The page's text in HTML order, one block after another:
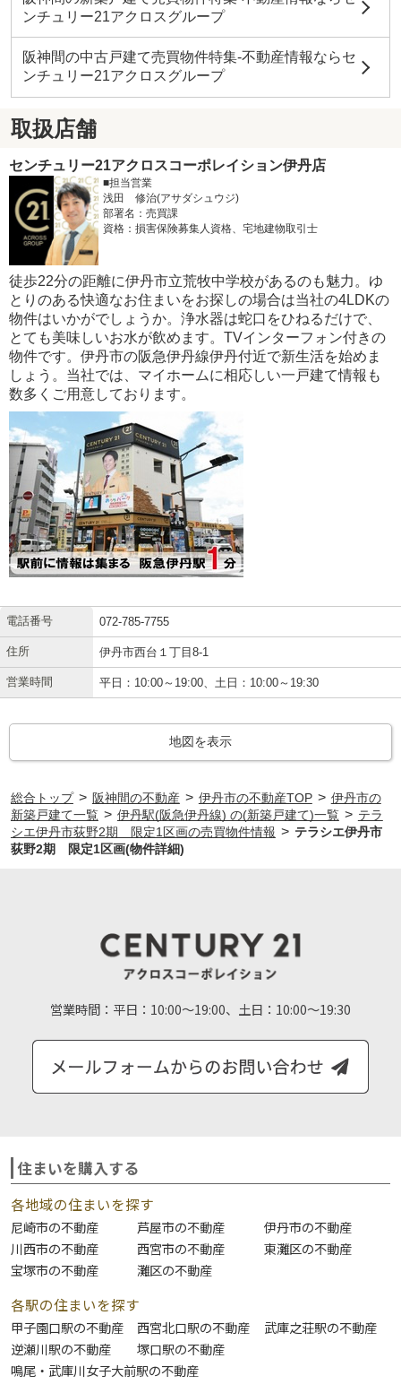
ンチュリー21アクロスグループ
阪神間の中古戸建て売買物件特集-不動産情報ならセ
ンチュリー21アクロスグループ
取扱店舗
センチュリー21アクロスコーポレイション伊丹店
■担当営業
浅田 修治(アサダシュウジ)
部署名：売買課
資格：損害保険募集人資格、宅地建物取引士
徒歩22分の距離に伊丹市立荒牧中学校があるのも魅力。ゆ
とりのある快適なお住まいをお探しの場合は当社の4LDKの
物件はいかがでしょうか。浄水器は蛇口をひねるだけで、
とても美味しいお水が飲めます。TVインターフォン付きの
物件です。伊丹市の阪急伊丹線伊丹付近で新生活を始めま
しょう。当社では、マイホームに相応しい一戸建て情報も
数多くご用意しております。
電話番号 072-785-7755
住所 伊丹市西台１丁目8-1
営業時間 平日：10:00～19:00、土日：10:00～19:30
地図を表示
総合トップ > 阪神間の不動産 > 伊丹市の不動産TOP > 伊丹市の
新築戸建て一覧 > 伊丹駅(阪急伊丹線) の(新築戸建て)一覧 > テラ
シエ伊丹市荻野2期 限定1区画の売買物件情報 > テラシエ伊丹市
荻野2期 限定1区画(物件詳細)
営業時間： 平日：10:00～19:00、土日：10:00～19:30
住まいを購入する
各地域の住まいを探す
尼崎市の不動産 芦屋市の不動産
伊丹市の不動産
川西市の不動産
西宮市の不動産
東灘区の不動産
宝塚市の不動産
灘区の不動産
各駅の住まいを探す
甲子園口駅の不動産 西宮北口駅の不動産
武庫之荘駅の不動産
逆瀬川駅の不動産
塚口駅の不動産
鳴尾・武庫川女子大前駅の不動産